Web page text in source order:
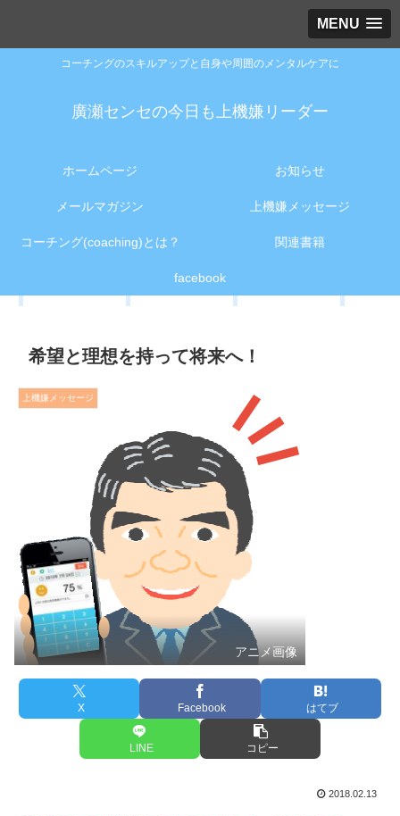
MENU
コーチングのスキルアップと自身や周囲のメンタルケアに
廣瀬センセの今日も上機嫌リーダー
ホームページ お知らせ
メールマガジン 上機嫌メッセージ
コーチング(coaching)とは？ 関連書籍
facebook
希望と理想を持って将来へ！
上機嫌メッセージ
アニメ画像
X Facebook はてブ
LINE コピー
2018.02.13